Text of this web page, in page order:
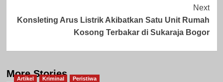
Next
Konsleting Arus Listrik Akibatkan Satu Unit Rumah
Kosong Terbakar di Sukaraja Bogor
More Stories
Artikel Kriminal Peristiwa